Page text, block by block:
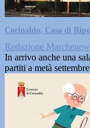
Corinaldo, Casa di
Redazione
In arrivo anche una
partiti a metà